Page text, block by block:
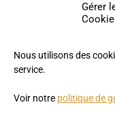
Gérer
Nous utilisons des
service.
Voir notre politique de